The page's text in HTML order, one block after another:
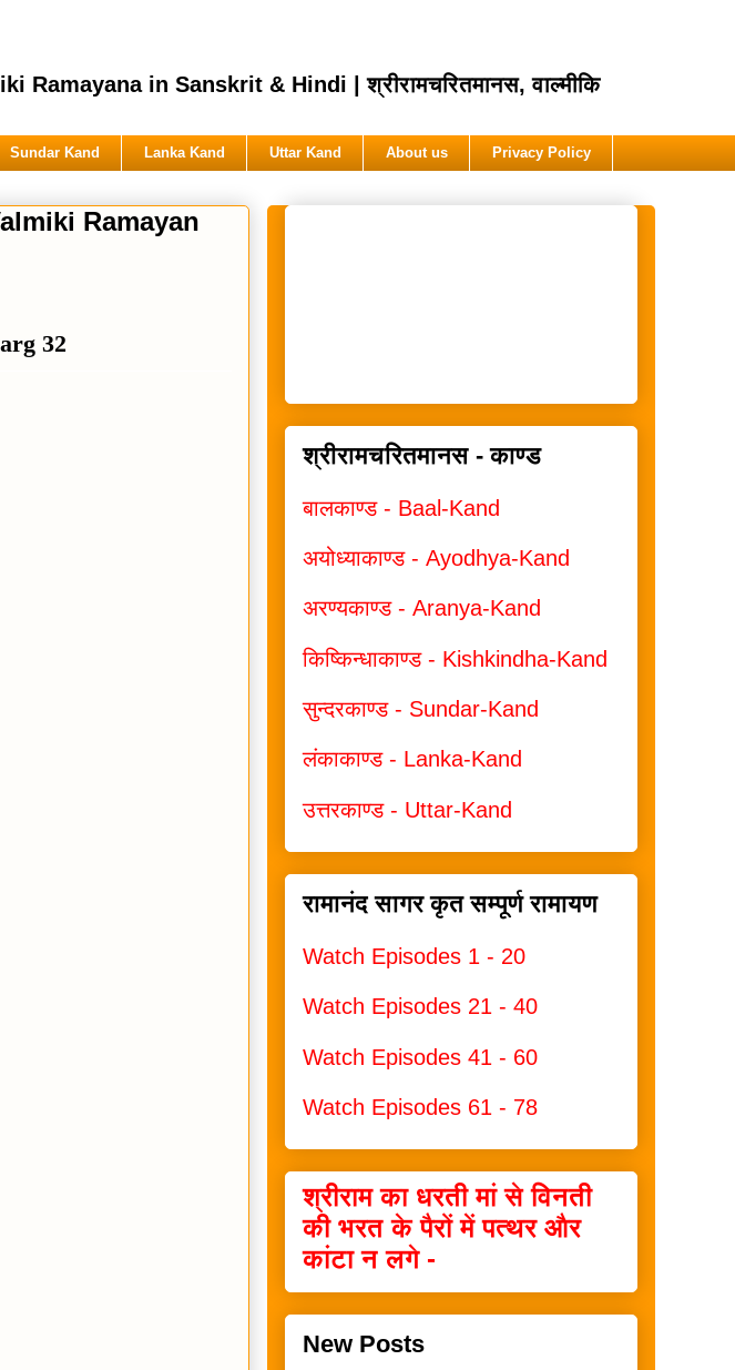
in Sanskrit & Hindi | श्रीरामचरितमानस, वाल्मीकि
Sundar Kand Lanka Kand Uttar Kand About us Privacy Policy
Valmiki Ramayan
32
श्रीरामचरितमानस - काण्ड
बालकाण्ड - Baal-Kand
अयोध्याकाण्ड - Ayodhya-Kand
अरण्यकाण्ड - Aranya-Kand
किष्किन्धाकाण्ड - Kishkindha-Kand
सुन्दरकाण्ड - Sundar-Kand
लंकाकाण्ड - Lanka-Kand
उत्तरकाण्ड - Uttar-Kand
रामानंद सागर कृत सम्पूर्ण रामायण
Watch Episodes 1 - 20
Watch Episodes 21 - 40
Watch Episodes 41 - 60
Watch Episodes 61 - 78
श्रीराम का धरती मां से विनती
की भरत के पैरों में पत्थर और
कांटा न लगे -
New Posts